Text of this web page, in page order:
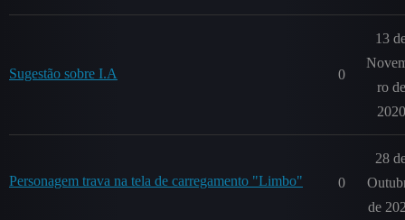
Sugestão sobre I.A 0
13
ro de
2020
Personagem trava na tela de carregamento "Limbo" 0
28
de